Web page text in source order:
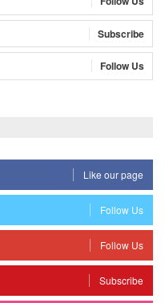
Subscribe
Follow Us
Like our page
Follow Us
Follow Us
Subscribe